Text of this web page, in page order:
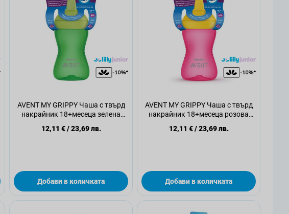
AVENT MY GRIPPY Чаша с твърд
накрайник 18+месеца зелена
12,11 €/23,69 лв.
Добави в количката
AVENT MY GRIPPY Чаша с твърд
накрайник 18+месеца розова
12,11 €/23,69 лв.
Добави в количката